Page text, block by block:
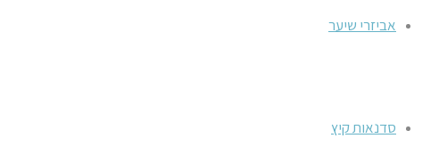
אביזרי שיער
סדנאות קיץ